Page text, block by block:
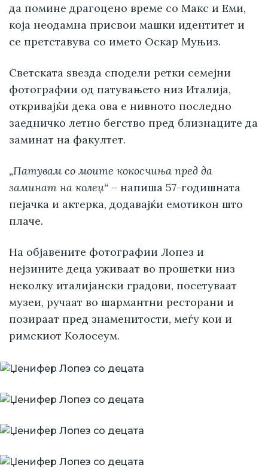
да помине драгоцено време со Макс и Еми,
која неодамна присвои машки идентитет и
се претставува со името Оскар Муњиз.
Светската ѕвезда сподели ретки семејни
фотографии од патувањето низ Италија,
откривајќи дека ова е нивното последно
заедничко летно бегство пред близнаците да
заминат на факултет.
„Патувам со моите кокосчиња пред да
заминат на колеџ“ – напиша 57-годишната
пејачка и актерка, додавајќи емотикон што
плаче.
На објавените фотографии Лопез и
нејзините деца уживаат во прошетки низ
неколку италијански градови, посетуваат
музеи, ручаат во шармантни ресторани и
позираат пред знаменитости, меѓу кои и
римскиот Колосеум.